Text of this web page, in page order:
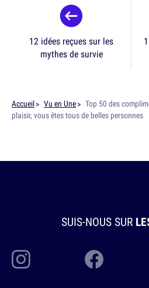
12 idées reçues sur les
mythes de survie
Accueil Vu en Une
Top 50 des
plaisir, vous êtes tous de belles personnes
SUIS-NOUS SUR